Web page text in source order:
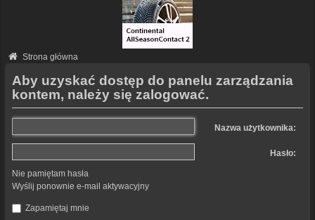
Strona główna
Aby uzyskać dostęp do panelu zarządzania
kontem, należy się zalogować.
Nazwa użytkownika:
Hasło:
Nie pamiętam hasła
Wyślij ponownie e-mail aktywacyjny
Zapamiętaj mnie